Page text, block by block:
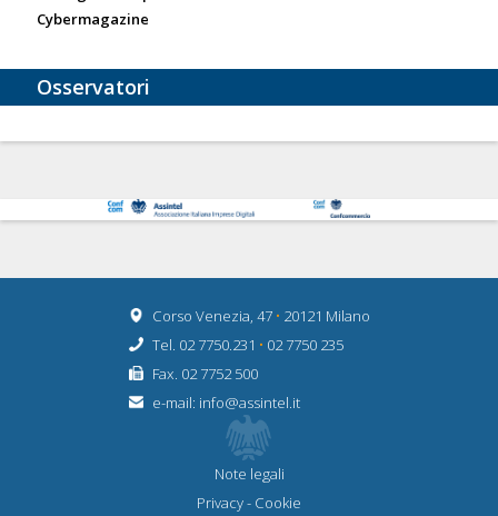
Cybermagazine
Osservatori
Corso Venezia, 47 • 20121 Milano
Tel. 02 7750.231 • 02 7750 235
Fax. 02 7752 500
e-mail: info@assintel.it
Note legali
Privacy- Cookie